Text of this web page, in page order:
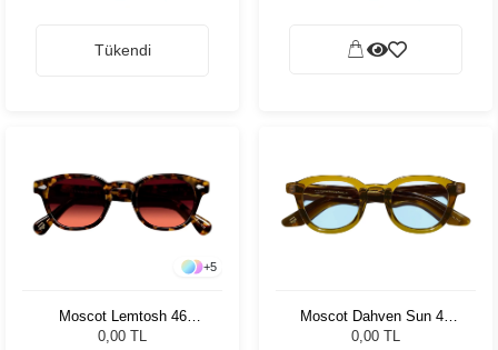
Tükendi
+5
Moscot Lemtosh 46
Tortoise Cabernet
0,00 TL
Moscot Dahven Sun 47
Olive Brown Bel Air
0,00 TL